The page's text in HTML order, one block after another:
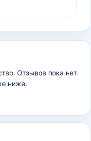
Отзывов пока нет.
ниже.